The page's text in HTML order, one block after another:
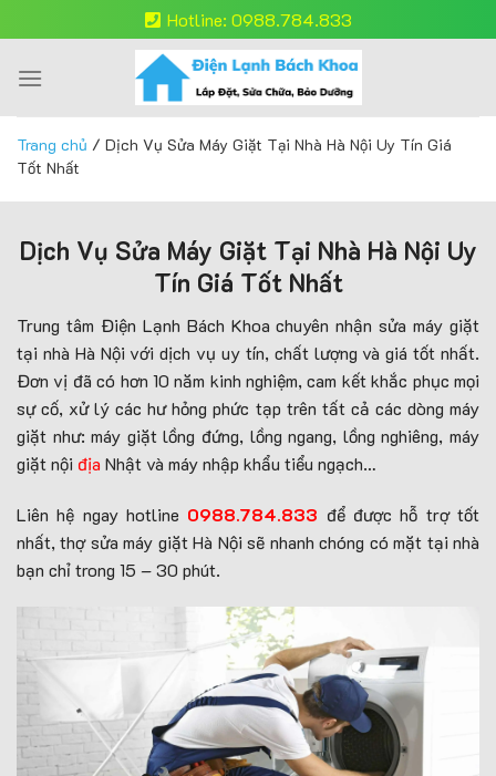
to
content
Hotline: 0988.784.833
Trang chủ / Dịch Vụ Sửa Máy Giặt Tại Nhà Hà Nội Uy Tín Giá
Tốt Nhất
Dịch Vụ Sửa Máy Giặt Tại Nhà Hà Nội Uy
Tín Giá Tốt Nhất
Trung tâm Điện Lạnh Bách Khoa chuyên nhận sửa máy giặt
tại nhà Hà Nội với dịch vụ uy tín, chất lượng và giá tốt nhất.
Đơn vị đã có hơn 10 năm kinh nghiệm, cam kết khắc phục mọi
sự cố, xử lý các hư hỏng phức tạp trên tất cả các dòng máy
giặt như: máy giặt lồng đứng, lồng ngang, lồng nghiêng, máy
giặt nội địa Nhật và máy nhập khẩu tiểu ngạch…
Liên hệ ngay hotline 0988.784.833 để được hỗ trợ tốt
nhất, thợ sửa máy giặt Hà Nội sẽ nhanh chóng có mặt tại nhà
bạn chỉ trong 15 – 30 phút.